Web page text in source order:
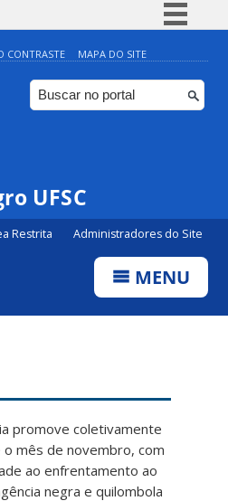
Simplifique!
Comunica BR
Participe
CONTRASTE MAPA DO SITE
UFSC
Restrita Administradores do Site
MENU
promove coletivamente
mês de novembro, com
ao enfrentamento ao
negra e quilombola